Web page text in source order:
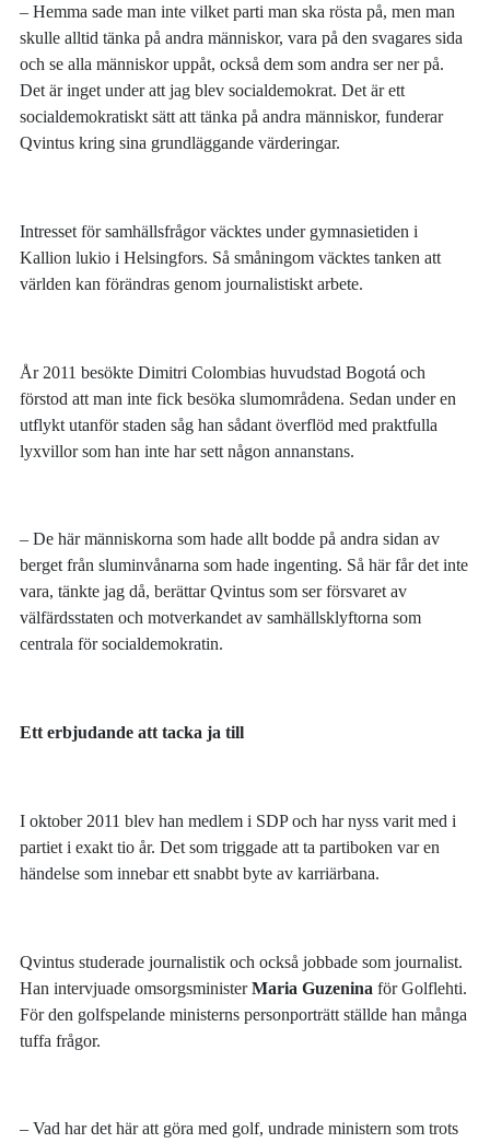
– Hemma sade man inte vilket parti man ska rösta på, men man
skulle alltid tänka på andra människor, vara på den svagares sida
och se alla människor uppåt, också dem som andra ser ner på.
Det är inget under att jag blev socialdemokrat. Det är ett
socialdemokratiskt sätt att tänka på andra människor, funderar
Qvintus kring sina grundläggande värderingar.
Intresset för samhällsfrågor väcktes under gymnasietiden i
Kallion lukio i Helsingfors. Så småningom väcktes tanken att
världen kan förändras genom journalistiskt arbete.
År 2011 besökte Dimitri Colombias huvudstad Bogotá och
förstod att man inte fick besöka slumområdena. Sedan under en
utflykt utanför staden såg han sådant överflöd med praktfulla
lyxvillor som han inte har sett någon annanstans.
– De här människorna som hade allt bodde på andra sidan av
berget från sluminvånarna som hade ingenting. Så här får det inte
vara, tänkte jag då, berättar Qvintus som ser försvaret av
välfärdsstaten och motverkandet av samhällsklyftorna som
centrala för socialdemokratin.
Ett erbjudande att tacka ja till
I oktober 2011 blev han medlem i SDP och har nyss varit med i
partiet i exakt tio år. Det som triggade att ta partiboken var en
händelse som innebar ett snabbt byte av karriärbana.
Qvintus studerade journalistik och också jobbade som journalist.
Han intervjuade omsorgsministerMaria Guzeninaför Golflehti.
För den golfspelande ministerns personporträtt ställde han många
tuffa frågor.
– Vad har det här att göra med golf, undrade ministern som trots